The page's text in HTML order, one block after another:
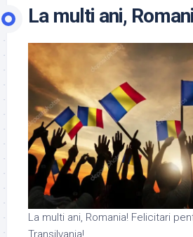
La multi ani,
La multi ani, Romania! Felicitari
Transilvania!